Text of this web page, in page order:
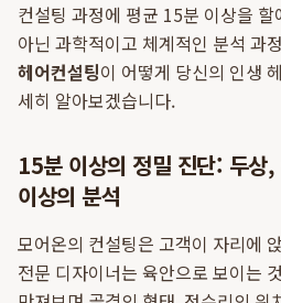
컨설팅 과정에 평균 15분 이상을
아닌 과학적이고 체계적인 분석 과
헤어컨설팅이 어떻게 당신의 인생
세히 알아보겠습니다.
15분 이상의 정밀 진단: 두상
이상의 분석
모어온의 컨설팅은 고객이 자리에
전문 디자이너는 육안으로 보이는